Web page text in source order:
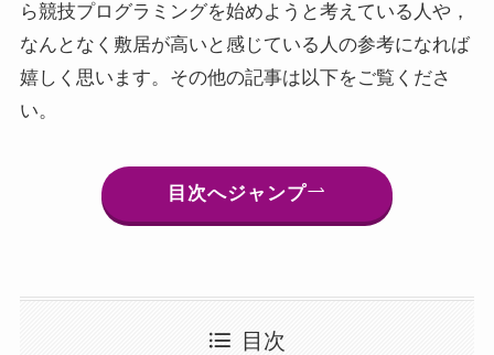
ら競技プログラミングを始めようと考えている人や，
なんとなく敷居が高いと感じている人の参考になれば
嬉しく思います。その他の記事は以下をご覧くださ
い。
目次へジャンプ
目次